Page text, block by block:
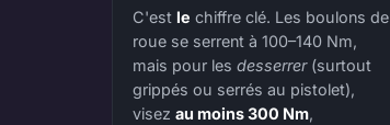
C'est le chiffre clé. Les boulons de
roue se serrent à 100–140 Nm,
mais pour les desserrer(surtout
grippés ou serrés au pistolet),
visez au moins 300 Nm,